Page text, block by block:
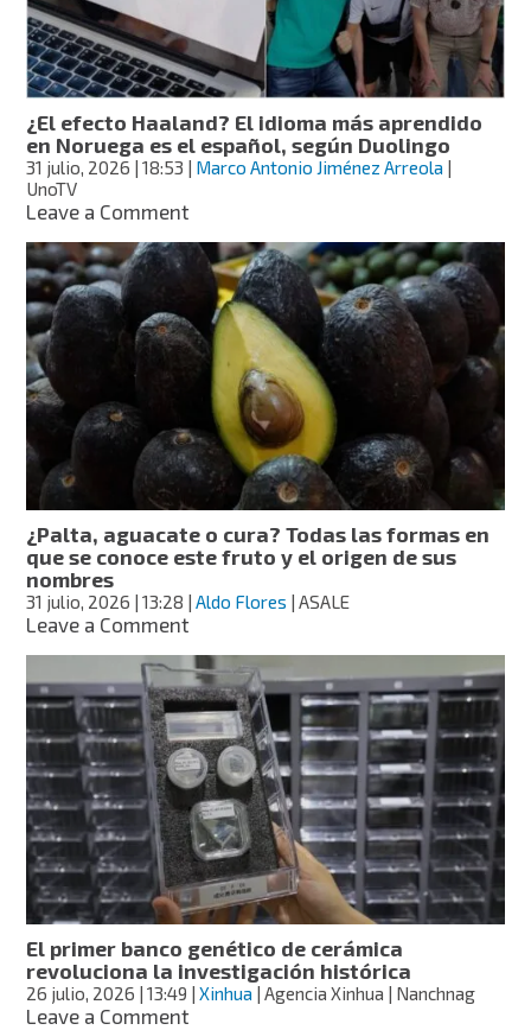
que
buscan
conquistar
México
Canta
2026
¿El efecto Haaland? El idioma más aprendido
en Noruega es el español, según Duolingo
31 julio, 2026 | 18:53 | Marco Antonio Jiménez Arreola |
UnoTV
Leave a Commenton
efecto
Haaland?
idioma
más
aprendido
en
Noruega
es
el
español,
según
Duolingo
¿Palta, aguacate o cura? Todas las formas en
que se conoce este fruto y el origen de sus
nombres
31 julio, 2026 | 13:28 |Aldo Flores | ASALE
Leave a Commenton
aguacate
o
cura?
Todas
las
formas
en
que
se
conoce
este
fruto
y
el
origen
El primer banco genético de cerámica
revoluciona la investigación histórica
26 julio, 2026 | 13:49 |Xinhua | Agencia Xinhua | Nanchnag
Leave a Commenton